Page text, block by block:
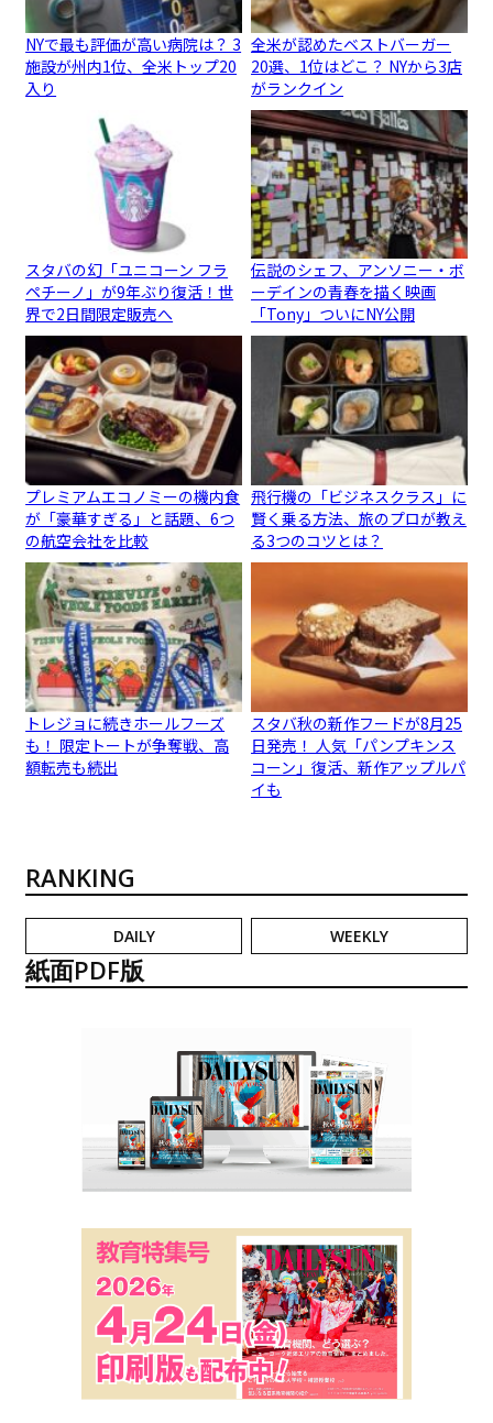
NYで最も評価が高い病院は？ 3
施設が州内1位、全米トップ20
入り
全米が認めたベストバーガー
20選、1位はどこ？ NYから3店
がランクイン
スタバの幻「ユニコーン フラ
ペチーノ」が9年ぶり復活！世
界で2日間限定販売へ
伝説のシェフ、アンソニー・ボ
ーデインの青春を描く映画
「Tony」ついにNY公開
プレミアムエコノミーの機内食
が「豪華すぎる」と話題、6つ
の航空会社を比較
飛行機の「ビジネスクラス」に
賢く乗る方法、旅のプロが教え
る3つのコツとは？
トレジョに続きホールフーズ
も！ 限定トートが争奪戦、高
額転売も続出
スタバ秋の新作フードが8月25
日発売！ 人気「パンプキンス
コーン」復活、新作アップルパ
イも
RANKING
DAILY WEEKLY
紙面PDF版